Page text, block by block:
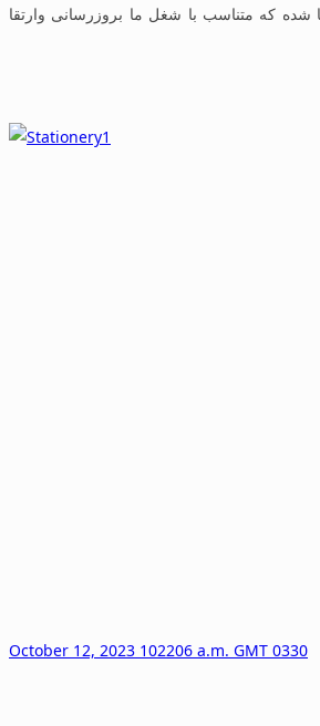
شده که متناسب با شغل ما بروزرسانی وارتقا
October 12, 2023 102206 a.m. GMT 0330